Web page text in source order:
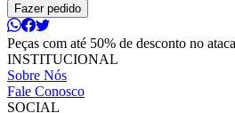
Fazer pedido
Peças com até 50% de desconto no
INSTITUCIONAL
Sobre Nós
Fale Conosco
SOCIAL